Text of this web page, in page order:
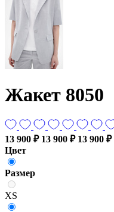
Жакет 8050
13 900 ₽ 13 900 ₽ 13 900 ₽
Цвет
Размер
XS